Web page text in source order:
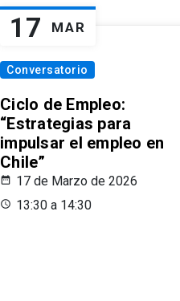
17 MAR
Conversatorio
Ciclo de Empleo:
“Estrategias para
impulsar el empleo en
Chile”
17 de Marzo de 2026
13:30 a 14:30